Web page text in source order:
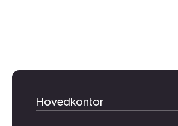
Hovedkontor